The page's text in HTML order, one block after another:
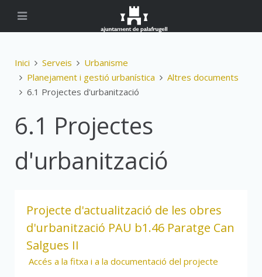
Inici Serveis
Urbanisme
Planejament i gestió urbanística
Altres documents
6.1 Projectes d'urbanització
6.1 Projectes
d'urbanització
Projecte d'actualització de les obres
d'urbanització PAU b1.46 Paratge Can
Salgues II
Accés a la fitxa i a la documentació del projecte